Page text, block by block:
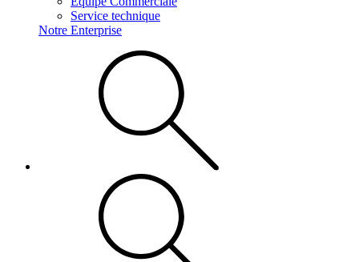
Service technique
Notre Enterprise